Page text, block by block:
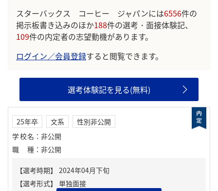
スターバックス コーヒー ジャパンには6556件の
掲示板書き込みのほか188件の選考・面接体験記、
109件の内定者の志望動機があります。
ログイン／会員登録すると閲覧できます。
選考体験記を見る(無料)
25年卒 文系
性別非公開
学校名 ： 非公開
職種 ： 非公開